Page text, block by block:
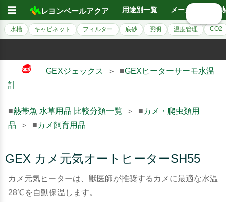
☰ レヨンベールアクア 用途別一覧 メーカー別
水槽 キャビネット フィルター 底砂 照明 温度管理 CO2
GEXジェックス ＞ ■GEXヒーターサーモ水温
計
■熱帯魚 水草用品 比較分類一覧 ＞ ■カメ・爬虫類用
品 ＞ ■カメ飼育用品
GEX カメ元気オートヒーターSH55
カメ元気ヒーターは、獣医師が推奨するカメに最適な水温
28℃を自動保温します。